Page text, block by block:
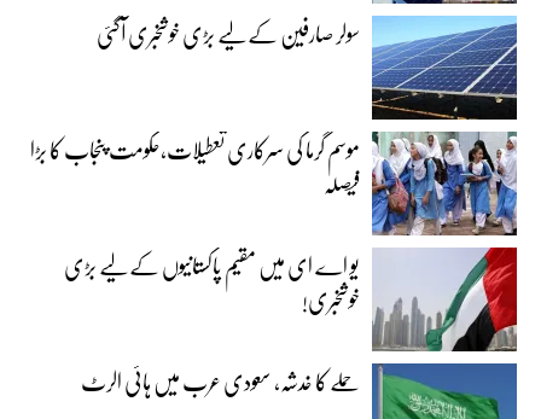
سولر صارفین کے لیے بڑی خوشخبری آگئی
موسم گرما کی سرکاری تعطیلات،حکومت پنجاب کا بڑا
فیصلہ
یو اے ای میں مقیم پاکستانیوں کے لیے بڑی
خوشخبری!
حملے کا خدشہ، سعودی عرب میں ہائی الرٹ